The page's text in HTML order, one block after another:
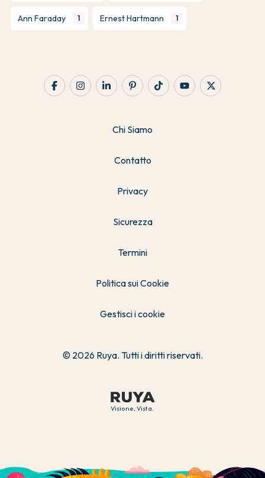
Ann Faraday 1 Ernest Hartmann 1
Visione, Vista.
Chi Siamo
Contatto
Privacy
Sicurezza
Termini
Politica sui Cookie
Gestisci i cookie
© 2026 Ruya. Tutti i diritti riservati.